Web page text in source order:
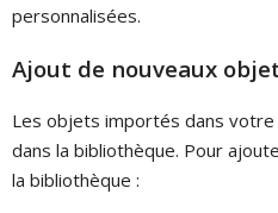
personnalisées.
Ajout de nouveaux
Les objets importés dans
dans la bibliothèque. Pour
la bibliothèque :